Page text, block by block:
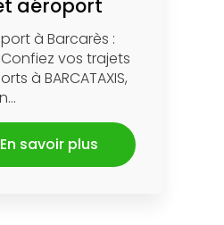
aéroport
à Barcarès :
vos trajets
à BARCATAXIS,
En savoir plus